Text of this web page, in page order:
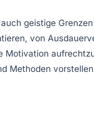
geistige
von
Motivation
Methoden